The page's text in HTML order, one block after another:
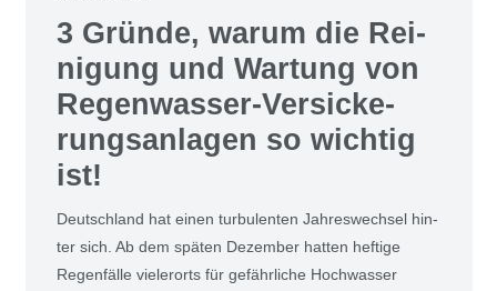
3 Grün­de, war­um die Rei­
ni­gung und War­tung von
Regen­was­ser-Ver­si­cke­
rungs­an­la­gen so wich­tig
ist!
Deutsch­land hat einen tur­bu­len­ten Jah­res­wech­sel hin­
ter sich. Ab dem spä­ten Dezem­ber hat­ten hef­ti­ge
Regen­fäl­le vie­ler­orts für gefähr­li­che Hoch­was­ser